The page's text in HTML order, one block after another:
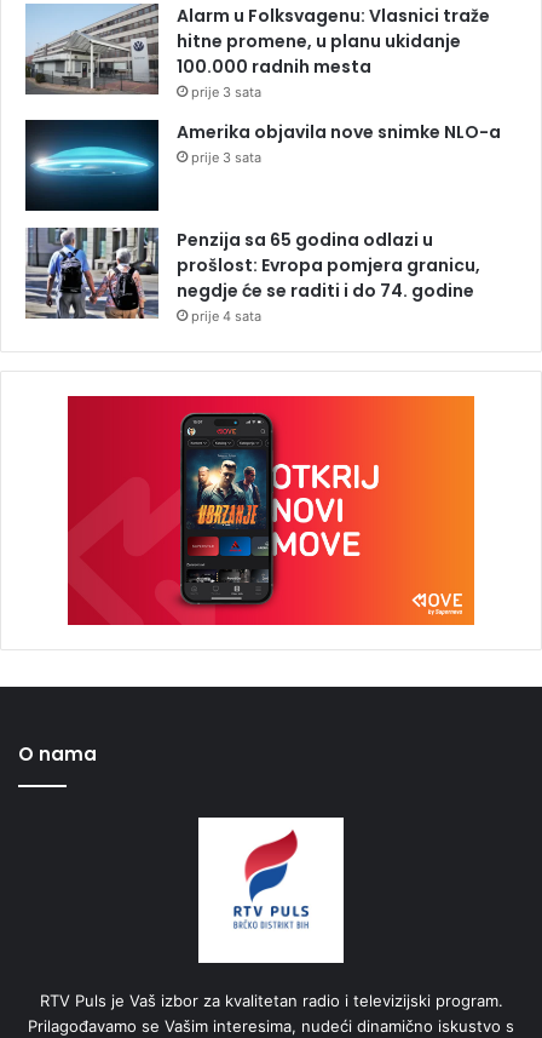
Alarm u Folksvagenu: Vlasnici traže
hitne promene, u planu ukidanje
100.000 radnih mesta
prije 3 sata
Amerika objavila nove snimke NLO-a
prije 3 sata
Penzija sa 65 godina odlazi u
prošlost: Evropa pomjera granicu,
negdje će se raditi i do 74. godine
prije 4 sata
O nama
RTV Puls je Vaš izbor za kvalitetan radio i televizijski program.
Prilagođavamo se Vašim interesima, nudeći dinamično iskustvo s